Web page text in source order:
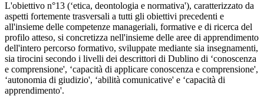
L'obiettivo n°13 (‘etica, deontologia e normativa'), caratterizzato da
aspetti fortemente trasversali a tutti gli obiettivi precedenti e
all'insieme delle competenze manageriali, formative e di ricerca del
profilo atteso, si concretizza nell'insieme delle aree di apprendimento
dell'intero percorso formativo, sviluppate mediante sia insegnamenti,
sia tirocini secondo i livelli dei descrittori di Dublino di ‘conoscenza
e comprensione', ‘capacità di applicare conoscenza e comprensione',
‘autonomia di giudizio', ‘abilità comunicative' e ‘capacità di
apprendimento'.